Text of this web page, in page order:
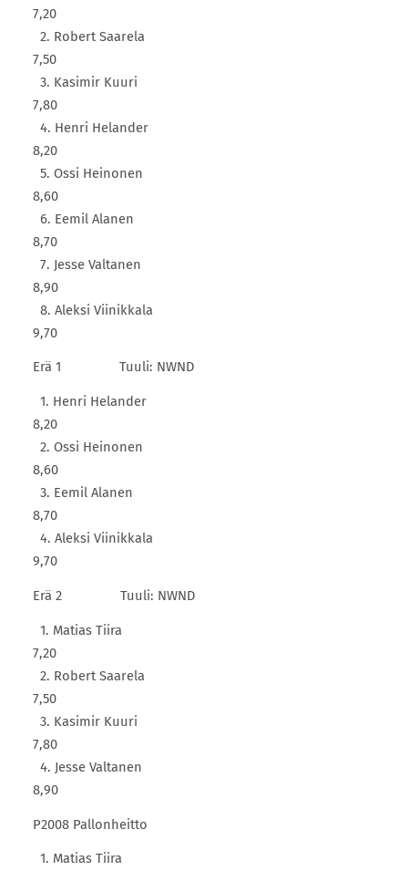
7,20
2. Robert Saarela
7,50
3. Kasimir Kuuri
7,80
4. Henri Helander
8,20
5. Ossi Heinonen
8,60
6. Eemil Alanen
8,70
7. Jesse Valtanen
8,90
8. Aleksi Viinikkala
9,70
Erä 1 Tuuli: NWND
1. Henri Helander
8,20
2. Ossi Heinonen
8,60
3. Eemil Alanen
8,70
4. Aleksi Viinikkala
9,70
Erä 2 Tuuli: NWND
1. Matias Tiira
7,20
2. Robert Saarela
7,50
3. Kasimir Kuuri
7,80
4. Jesse Valtanen
8,90
P2008 Pallonheitto
1. Matias Tiira